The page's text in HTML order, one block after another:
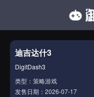
迪吉达什3
DigitDash3
类型：策略游戏
发售日期：2026-07-17